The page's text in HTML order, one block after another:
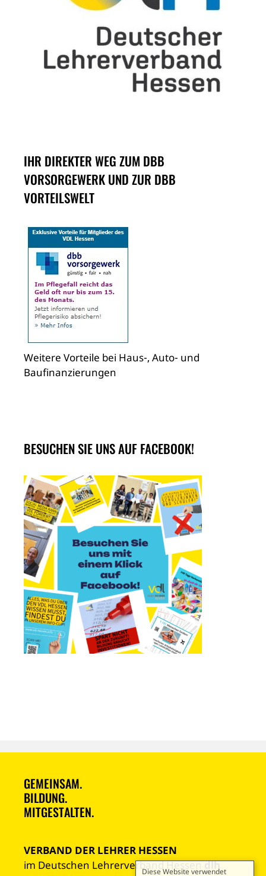
IHR DIREKTER WEG ZUM DBB
VORSORGEWERK UND ZUR DBB
VORTEILSWELT
Weitere Vorteile bei Haus-, Auto- und
Baufinanzierungen
BESUCHEN SIE UNS AUF FACEBOOK!
GEMEINSAM.
BILDUNG.
MITGESTALTEN.
VERBAND DER LEHRER HESSEN
im Deutschen Lehrerverband Hessendlh
Diese Website verwendet